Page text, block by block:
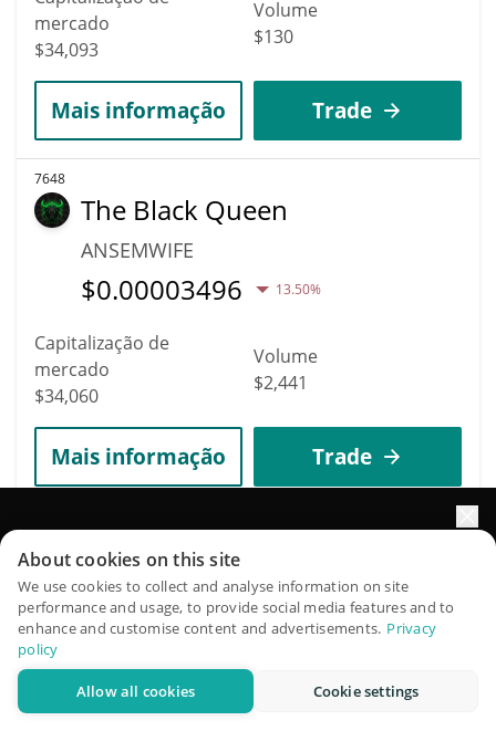
mercado
$34,093
Volume
$130
Mais informação Trade
7648
The Black Queen
ANSEMWIFE
$0.00003496 13.50%
Capitalização de
mercado
$34,060
Volume
$2,441
Mais informação Trade
Mithrandir Token
MITHR
$0.00122561 7.00%
Capitalização de
mercado
Volume
QuantPilot é uma plataforma completa de estratégias onde
agentes autônomos criam, fazem backtest e otimizam suas
estratégias e conduzem pesquisas de mercado
Experimente grátis
About cookies on this site
We use cookies to collect and analyse information on site
performance and usage, to provide social media features and to
enhance and customise content and advertisements. Privacy
policy
Allow all cookies Cookie settings